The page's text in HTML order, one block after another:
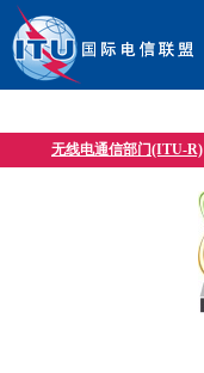
无线电通信部门(ITU-R)